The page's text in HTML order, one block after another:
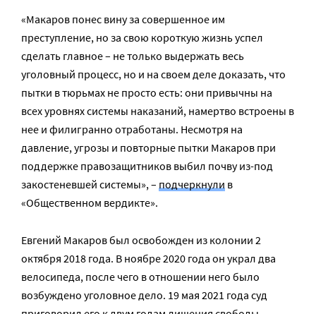
«Макаров понес вину за совершенное им
преступление, но за свою короткую жизнь успел
сделать главное – не только выдержать весь
уголовный процесс, но и на своем деле доказать, что
пытки в тюрьмах не просто есть: они привычны на
всех уровнях системы наказаний, намертво встроены в
нее и филигранно отработаны. Несмотря на
давление, угрозы и повторные пытки Макаров при
поддержке правозащитников выбил почву из-под
закостеневшей системы», – подчеркнули в
«Общественном вердикте».
Евгений Макаров был освобожден из колонии 2
октября 2018 года. В ноябре 2020 года он украл два
велосипеда, после чего в отношении него было
возбуждено уголовное дело. 19 мая 2021 года суд